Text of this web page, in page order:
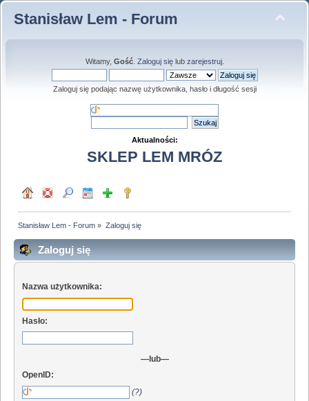
Stanisław Lem - Forum
Witamy, Gość. Zaloguj sięlub zarejestruj.
Zaloguj się podając nazwę użytkownika, hasło i długość sesji
Aktualności:
SKLEP LEM MRÓZ
Stanisław Lem - Forum » Zaloguj się
Zaloguj się
Nazwa użytkownika:
Hasło:
—lub—
OpenID:
(?)